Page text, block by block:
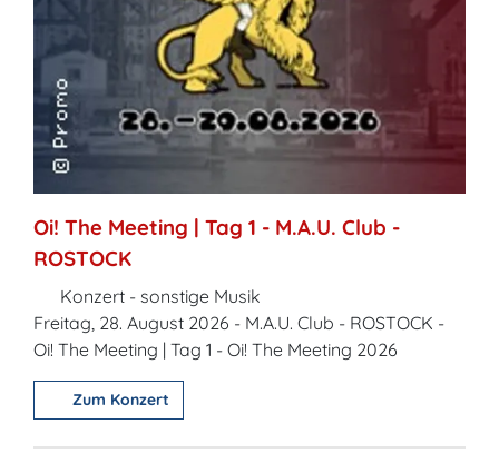
Oi! The Meeting | Tag 1 - M.A.U. Club -
ROSTOCK
Konzert - sonstige Musik
Freitag, 28. August 2026 - M.A.U. Club - ROSTOCK -
Oi! The Meeting | Tag 1 - Oi! The Meeting 2026
Zum Konzert